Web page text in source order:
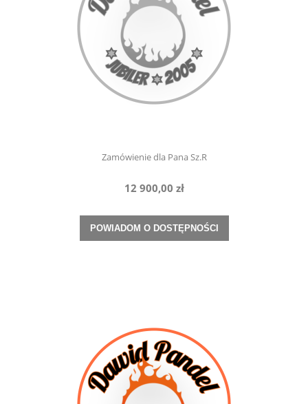
Zamówienie dla Pana Sz.R
12 900,00 zł
POWIADOM O DOSTĘPNOŚCI